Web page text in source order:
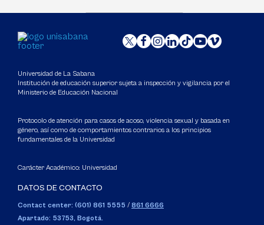
Universidad de La Sabana
Institución de educación superior sujeta a inspección y vigilancia por el
Ministerio de Educación Nacional
Protocolo de atención para casos de acoso, violencia sexual y basada en
género, así como de comportamientos contrarios a los principios
fundamentales de la Universidad
Carácter Académico: Universidad
DATOS DE CONTACTO
Contact center: (601) 861 5555 / 861 6666
Apartado: 53753, Bogotá.